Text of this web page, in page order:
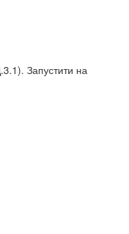
Запустити на